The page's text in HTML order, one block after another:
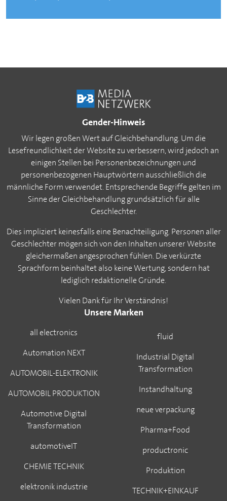
Gender-Hinweis
Wir legen großen Wert auf Gleichbehandlung. Um die
Lesefreundlichkeit der Website zu verbessern, wird jedoch an
einigen Stellen bei Personenbezeichnungen und
personenbezogenen Hauptwörtern ausschließlich die
männliche Form verwendet. Entsprechende Begriffe gelten im
Sinne der Gleichbehandlung grundsätzlich für alle
Geschlechter.
Dies impliziert keinesfalls eine Benachteiligung. Personen aller
Geschlechter mögen sich von den Inhalten unserer Website
gleichermaßen angesprochen fühlen. Die verkürzte
Sprachform beinhaltet also keine Wertung, sondern hat
lediglich redaktionelle Gründe.
Vielen Dank für Ihr Verständnis!
Unsere Marken
all electronics
Automation NEXT
AUTOMOBIL-ELEKTRONIK
AUTOMOBIL PRODUKTION
Automotive Digital
Transformation
automotiveIT
CHEMIE TECHNIK
elektronik industrie
fluid
Industrial Digital
Transformation
Instandhaltung
neue verpackung
Pharma+Food
productronic
Produktion
TECHNIK+EINKAUF